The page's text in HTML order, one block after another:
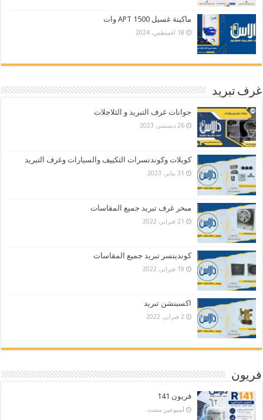
ماكينة غسيل APT 1500 وات
18 أغسطس، 2024
غرف تبريد
جوانات غرف التبريد و الثلاجلات
26 ديسمبر، 2023
كويلات وكوندنسرات التكييف والسيارات وغرف التبريد
31 يناير، 2023
مبخر غرف تبريد جميع المقاسات
21 فبراير، 2022
كوندينسر تبريد جميع المقاسات
19 فبراير، 2022
اكسبنشن تبريد
2 فبراير، 2022
فريون
فريون 141
‏أسبوعين مضت